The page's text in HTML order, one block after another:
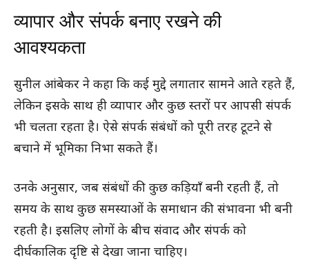
व्यापार और संपर्क बनाए रखने की
आवश्यकता
सुनील आंबेकर ने कहा कि कई मुद्दे लगातार सामने आते रहते हैं,
लेकिन इसके साथ ही व्यापार और कुछ स्तरों पर आपसी संपर्क
भी चलता रहता है। ऐसे संपर्क संबंधों को पूरी तरह टूटने से
बचाने में भूमिका निभा सकते हैं।
उनके अनुसार, जब संबंधों की कुछ कड़ियाँ बनी रहती हैं, तो
समय के साथ कुछ समस्याओं के समाधान की संभावना भी बनी
रहती है। इसलिए लोगों के बीच संवाद और संपर्क को
दीर्घकालिक दृष्टि से देखा जाना चाहिए।